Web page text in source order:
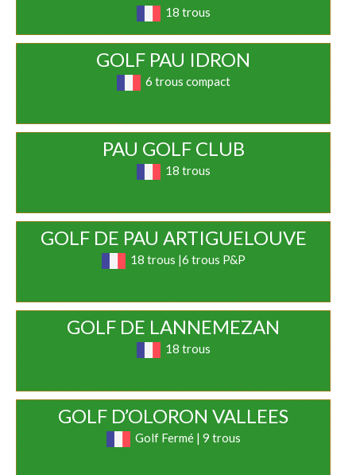
18 trous
GOLF PAU IDRON
6 trous compact
PAU GOLF CLUB
18 trous
GOLF DE PAU ARTIGUELOUVE
18 trous |6 trous P&P
GOLF DE LANNEMEZAN
18 trous
GOLF D’OLORON VALLEES
Golf Fermé | 9 trous